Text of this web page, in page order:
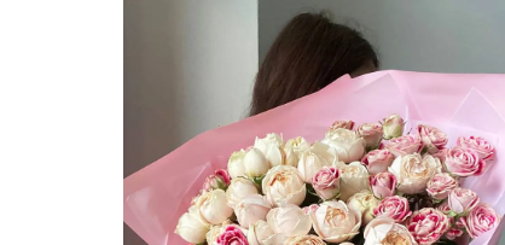
ФОРМА И УПАКОВКА
СЪЕДОБНЫЕ БУКЕТЫ
КОМНАТНЫЕ ЦВЕТЫ
ПОДАРКИ